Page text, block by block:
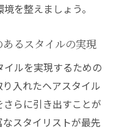
を整えましょう。
るスタイルの実現
ルを実現するための
入れたヘアスタイル
らに引き出すことが
スタイリストが最先